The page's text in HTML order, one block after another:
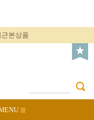
근본상품